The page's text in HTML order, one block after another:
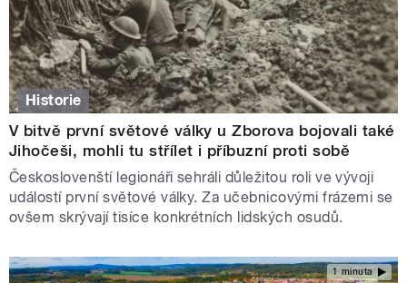
Historie
V bitvě první světové války u Zborova bojovali také
Jihočeši, mohli tu střílet i příbuzní proti sobě
Českoslovenští legionáři sehráli důležitou roli ve vývoji
událostí první světové války. Za učebnicovými frázemi se
ovšem skrývají tisíce konkrétních lidských osudů.
1 minuta